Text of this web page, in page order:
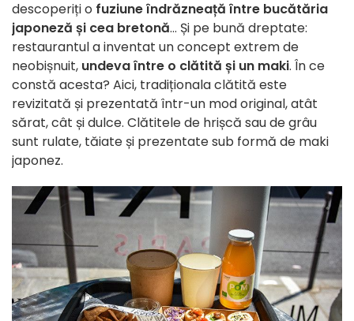
descoperiți o fuziune îndrăzneață între bucătăria
japoneză și cea bretonă... Și pe bună dreptate:
restaurantul a inventat un concept extrem de
neobișnuit, undeva între o clătită și un maki. În ce
constă acesta? Aici, tradiționala clătită este
revizitată și prezentată într-un mod original, atât
sărat, cât și dulce. Clătitele de hrișcă sau de grâu
sunt rulate, tăiate și prezentate sub formă de maki
japonez.